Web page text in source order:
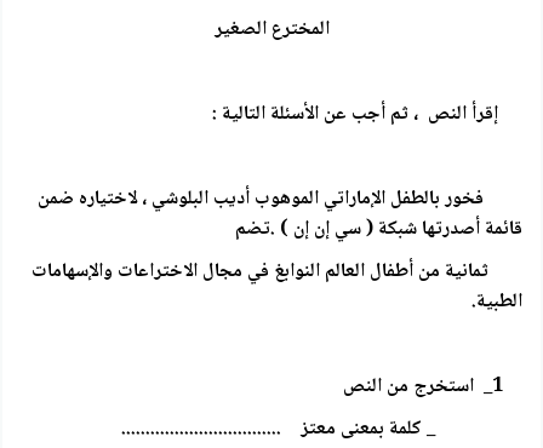
المخترع الصغير
إقرأ النص ، ثم أجب عن الأسئلة التالية :
فخور بالطفل الإماراتي الموهوب أديب البلوشي ، لاختياره ضمن
قائمة أصدرتها شبكة ( سي إن إن ) .تضم
ثمانية من أطفال العالم النوابغ في مجال الاختراعات والإسهامات
الطبية.
_ كلمة بمعنى معتز .................................